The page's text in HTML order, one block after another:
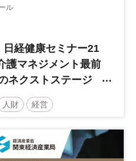
ル
日経健康セミナー21
護マネジメント最前
ネクストステージ
AI・DX・人財戦
来へ～
人財 経営
人材戦略
診療報酬